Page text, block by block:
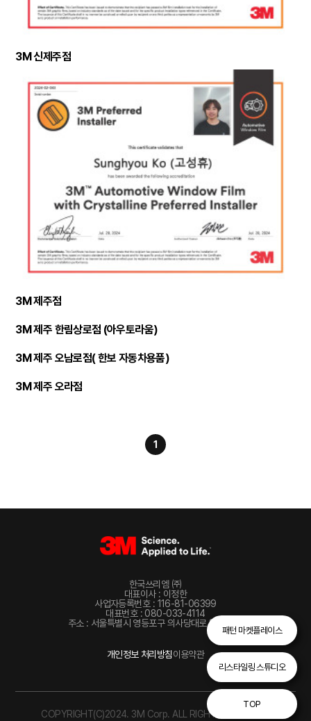
패턴 마켓플레이스
리스타일링 스튜디오
TOP
3M 신제주점
3M 제주점
3M 제주 한림상로점 (아우토라움)
3M 제주 오남로점( 한보 자동차용품)
3M 제주 오라점
1
한국쓰리엠 ㈜
대표이사 : 이정한
사업자등록번호 : 116-81-06399
대표번호 : 080-033-4114
주소 : 서울특별시 영등포구 의사당대로 82, 22층
개인정보 처리방침이용약관
COPYRIGHT(C)2024. 3M Corp. ALL RIGHTS RESERVED